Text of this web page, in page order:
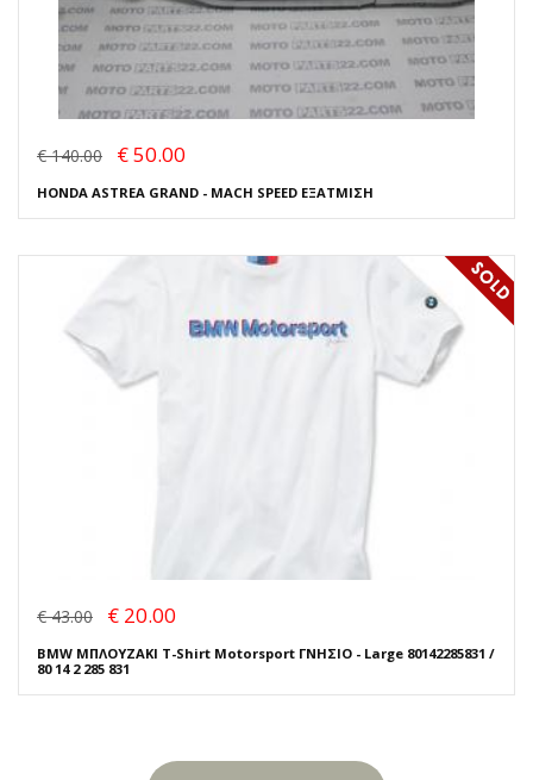
€ 140.00 € 50.00
HONDA ASTREA GRAND - MACH SPEED ΕΞΑΤΜΙΣΗ
€ 43.00 € 20.00
BMW ΜΠΛΟΥΖΑΚΙ T-Shirt Motorsport ΓΝΗΣΙΟ - Large 80142285831 /
80 14 2 285 831